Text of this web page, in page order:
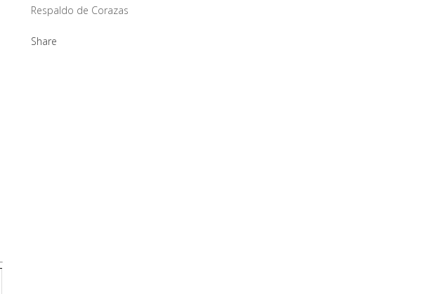
Respaldo de Corazas
Share